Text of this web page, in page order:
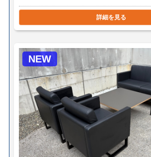
法で送料を算出させて頂きます。
＊店頭引き渡し可能です。（要事前連絡）
詳細を見る
NEW